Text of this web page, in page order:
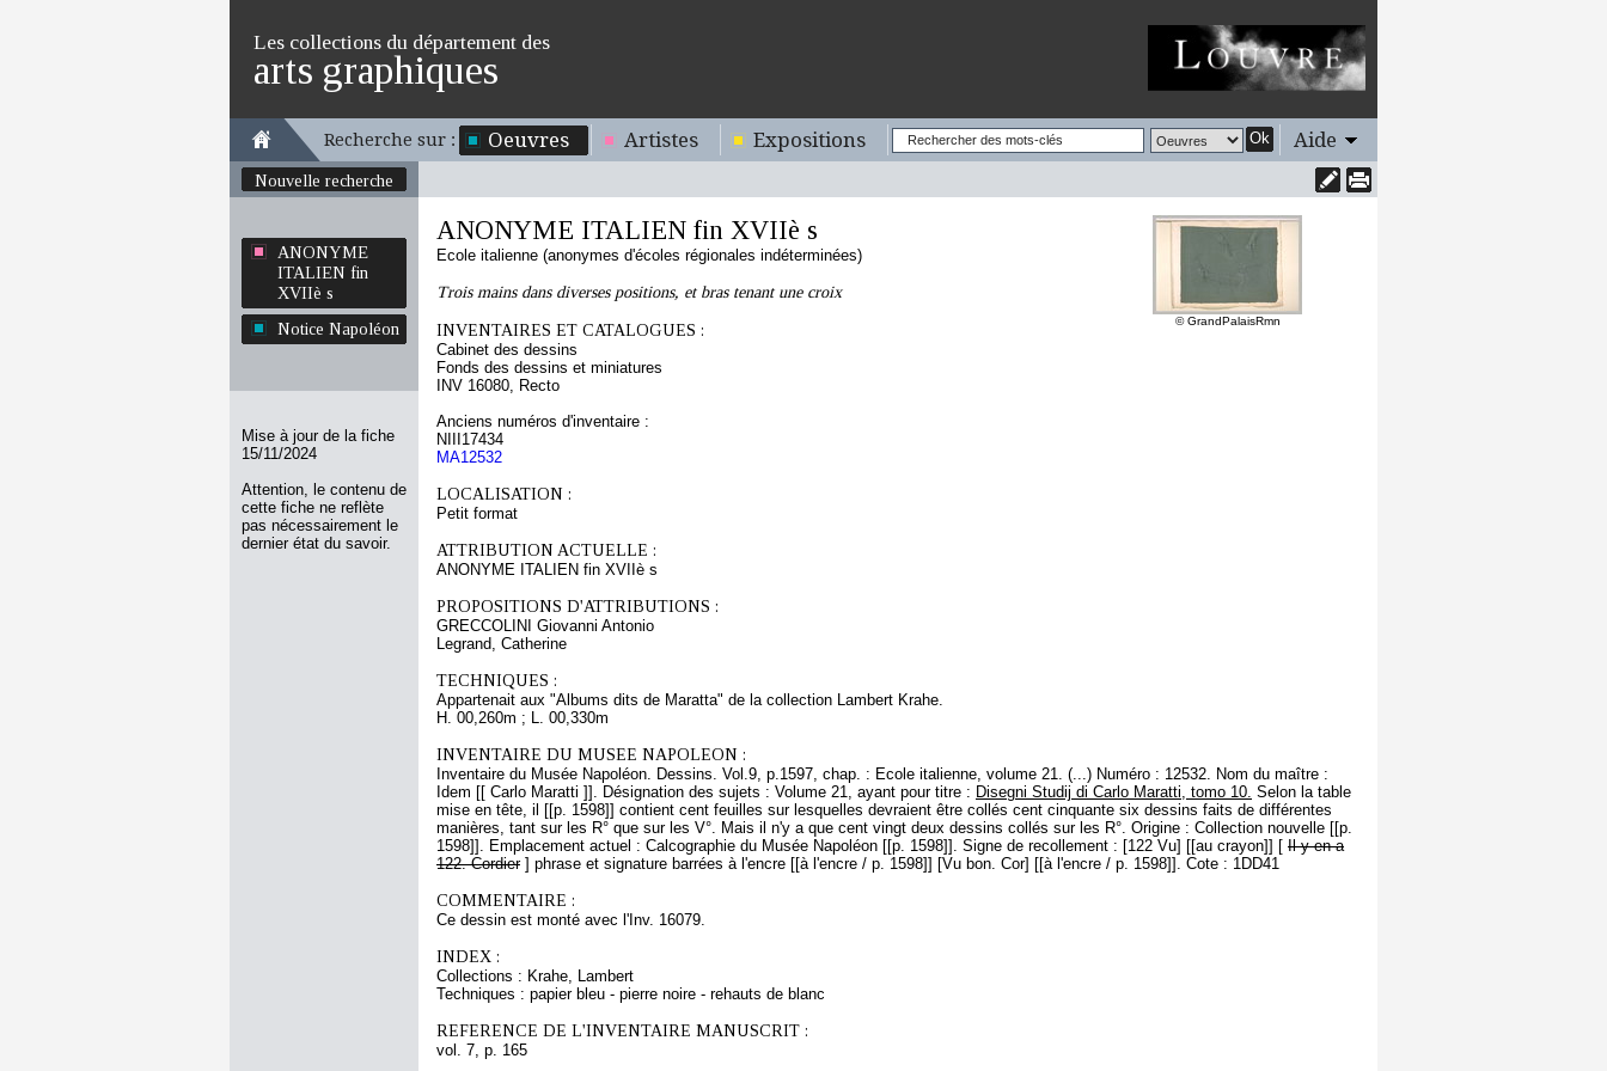
Les collections du département des
arts graphiques
Recherche sur : Oeuvres Artistes Expositions Ok Aide
Nouvelle recherche
ANONYME
ITALIEN fin
XVIIè s
Notice Napoléon
Mise à jour de la fiche
15/11/2024
Attention, le contenu de
cette fiche ne reflète
pas nécessairement le
dernier état du savoir.
© GrandPalaisRmn
ANONYME ITALIEN fin XVIIè s
Ecole italienne (anonymes d'écoles régionales indéterminées)
Trois mains dans diverses positions, et bras tenant une croix
INVENTAIRES ET CATALOGUES :
Cabinet des dessins
Fonds des dessins et miniatures
INV 16080, Recto
Anciens numéros d'inventaire :
NIII17434
MA12532
LOCALISATION :
Petit format
ATTRIBUTION ACTUELLE :
ANONYME ITALIEN fin XVIIè s
PROPOSITIONS D'ATTRIBUTIONS :
GRECCOLINI Giovanni Antonio
Legrand, Catherine
TECHNIQUES :
Appartenait aux "Albums dits de Maratta" de la collection Lambert Krahe.
H. 00,260m ; L. 00,330m
INVENTAIRE DU MUSEE NAPOLEON :
Inventaire du Musée Napoléon. Dessins. Vol.9, p.1597, chap. : Ecole italienne, volume 21. (...) Numéro : 12532. Nom du maître :
Idem [[ Carlo Maratti ]]. Désignation des sujets : Volume 21, ayant pour titre : Disegni Studij di Carlo Maratti, tomo 10. Selon la table
mise en tête, il [[p. 1598]] contient cent feuilles sur lesquelles devraient être collés cent cinquante six dessins faits de différentes
manières, tant sur les R° que sur les V°. Mais il n'y a que cent vingt deux dessins collés sur les R°. Origine : Collection nouvelle [[p.
1598]]. Emplacement actuel : Calcographie du Musée Napoléon [[p. 1598]]. Signe de recollement : [122 Vu] [[au crayon]] [ Il y en a
122. Cordier] phrase et signature barrées à l'encre [[à l'encre / p. 1598]] [Vu bon. Cor] [[à l'encre / p. 1598]]. Cote : 1DD41
COMMENTAIRE :
Ce dessin est monté avec l'Inv. 16079.
INDEX :
Collections : Krahe, Lambert
Techniques : papier bleu - pierre noire - rehauts de blanc
REFERENCE DE L'INVENTAIRE MANUSCRIT :
vol. 7, p. 165